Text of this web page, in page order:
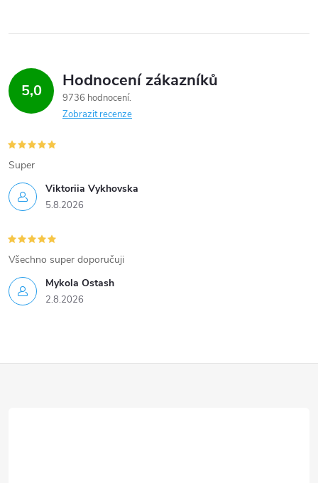
r
v
k
v
ý
p
i
s
u
5,0 Hodnocení zákazníků
9736 hodnocení
Zobrazit recenze
Viktoriia Vykhovska
5.8.2026
Super
Mykola Ostash
2.8.2026
Všechno super doporučuji